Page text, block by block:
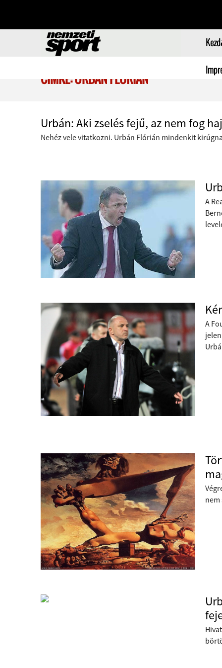
CÍMKE: URBÁN FLÓRIÁN
Urbán: Aki zselés fejű, az nem fog
Nehéz vele vitatkozni. Urbán Flórián mindenkit
A
A